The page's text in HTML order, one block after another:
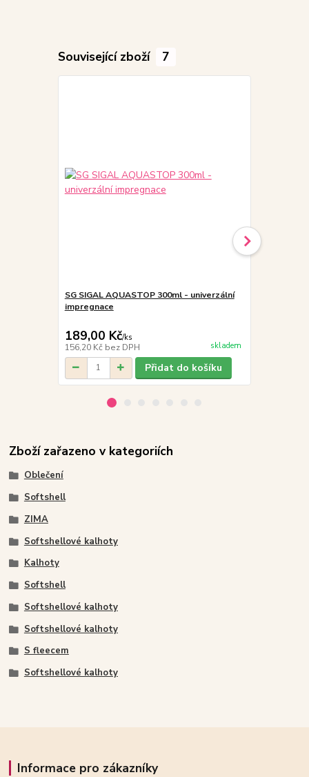
Související zboží 7
SG SIGAL AQUASTOP 300ml - univerzální
impregnace
189,00 Kč/ks
156,20 Kč bez DPH skladem
Přidat do košíku
Zboží zařazeno v kategoriích
Oblečení
Softshell
ZIMA
Softshellové kalhoty
Kalhoty
Softshell
Softshellové kalhoty
Softshellové kalhoty
S fleecem
Softshellové kalhoty
Informace pro zákazníky